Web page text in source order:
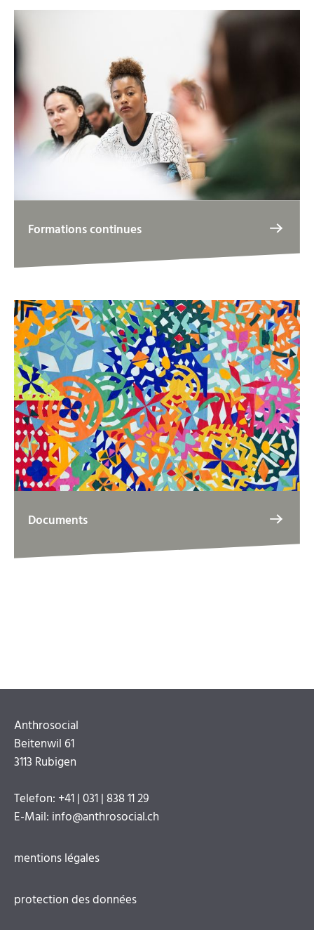
Formations continues
Documents
Anthrosocial
Beitenwil 61
3113 Rubigen
Telefon: +41 | 031 | 838 11 29
E-Mail: info@anthrosocial.ch
au
mentions légales
protection des données